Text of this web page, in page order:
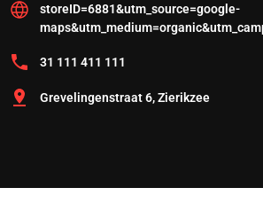
storeID=6881&utm_source=google-
31 111 411 111
Grevelingenstraat 6, Zierikzee